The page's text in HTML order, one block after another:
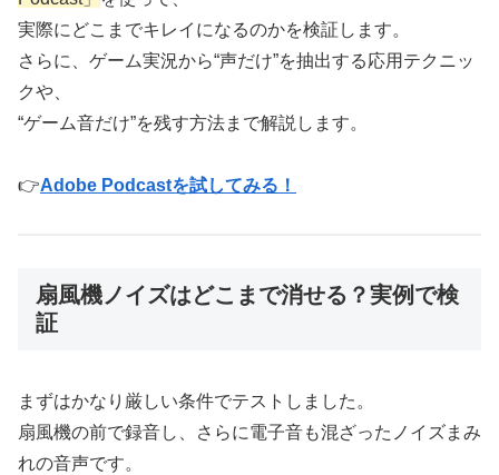
実際にどこまでキレイになるのかを検証します。
さらに、ゲーム実況から“声だけ”を抽出する応用テクニッ
クや、
“ゲーム音だけ”を残す方法まで解説します。
👉Adobe Podcastを試してみる！
扇風機ノイズはどこまで消せる？実例で検
証
まずはかなり厳しい条件でテストしました。
扇風機の前で録音し、さらに電子音も混ざったノイズまみ
れの音声です。